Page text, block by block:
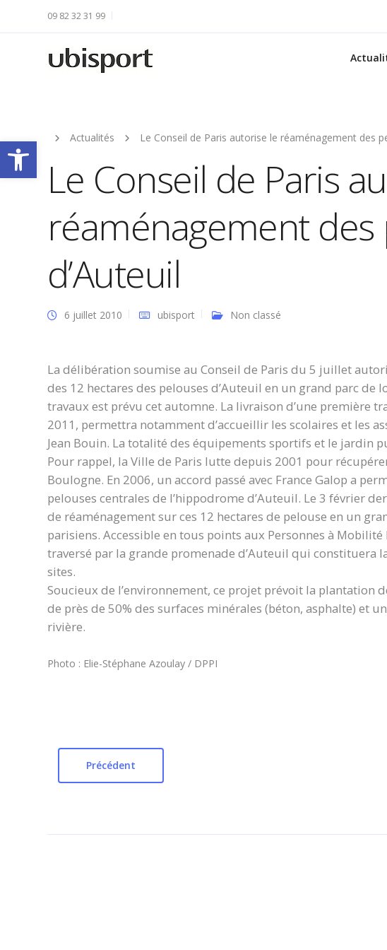
Ouvrir la barre d’outils
09 82 32 31 99
Actualités Le Conseil de Paris autorise le réaménagement des
Le Conseil de Paris
réaménagement des
d’Auteuil
6 juillet 2010 ubisport Non classé
La délibération soumise au Conseil de Paris du 5 juillet
des 12 hectares des pelouses d’Auteuil en un grand parc de
travaux est prévu cet automne. La livraison d’une première
2011, permettra notamment d’accueillir les scolaires et les
Jean Bouin. La totalité des équipements sportifs et le jardin
Pour rappel, la Ville de Paris lutte depuis 2001 pour
Boulogne. En 2006, un accord passé avec France Galop a
pelouses centrales de l’hippodrome d’Auteuil. Le 3 février
de réaménagement sur ces 12 hectares de pelouse en un
parisiens. Accessible en tous points aux Personnes à Mobilité
traversé par la grande promenade d’Auteuil qui constituera
sites.
Soucieux de l’environnement, ce projet prévoit la plantation
de près de 50% des surfaces minérales (béton, asphalte) et
rivière.
Photo : Elie-Stéphane Azoulay / DPPI
Précédent